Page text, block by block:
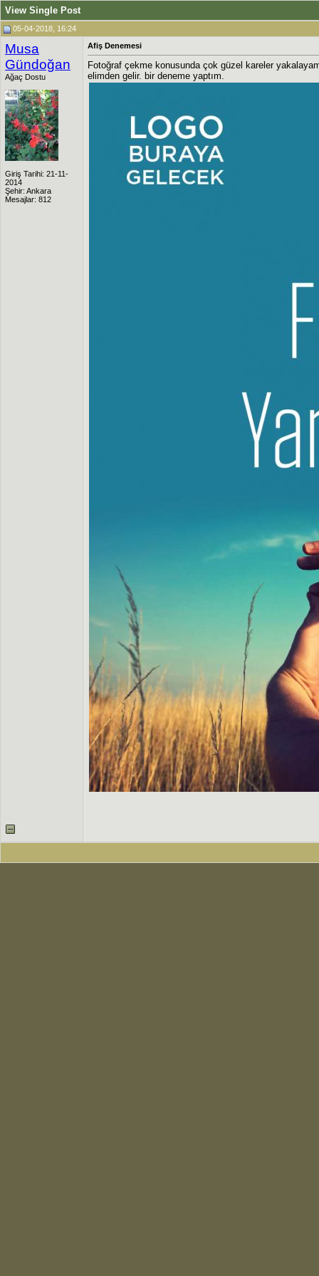
View Single Post
05-04-2018, 16:24
Musa
Gündoğan
Ağaç Dostu
Giriş Tarihi: 21-11-
2014
Şehir: Ankara
Mesajlar: 812
Afiş Denemesi
Fotoğraf çekme konusunda çok güzel kareler
elimden gelir. bir deneme yaptım.